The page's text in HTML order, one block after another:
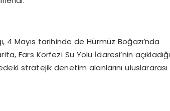
4 Mayıs tarihinde de Hürmüz Boğazı’nda
Fars Körfezi Su Yolu İdaresi’nin açıkladığı
stratejik denetim alanlarını uluslararası